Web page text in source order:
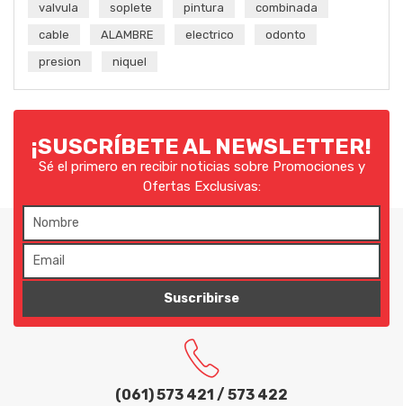
valvula
soplete pintura
combinada
cable
ALAMBRE electrico
odonto
presion
niquel
(061) 573 421 / 573 422
¡SUSCRÍBETE AL NEWSLETTER!
Sé el primero en recibir noticias sobre Promociones y
Ofertas Exclusivas:
Suscribirse